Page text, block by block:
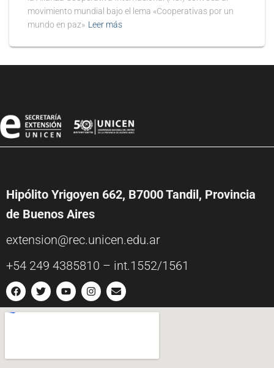
movimiento mundial bajo el lema «Cooperativas por un
mundo en paz» Leer más
Hipólito Yrigoyen 662, B7000 Tandil, Provincia
de Buenos Aires
extension@rec.unicen.edu.ar
+54 249 4385810 – int.1552/1561